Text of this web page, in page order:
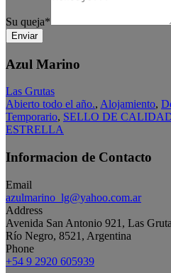
Su queja*
Enviar
Azul Marino
Las Grutas
Abierto todo el año., Alojamiento,
Temporario, SELLO DE
ESTRELLA
Informacion de Contacto
Email
azulmarino_lg@yahoo.com.ar
Address
Avenida San Antonio 921, Las
Río Negro, 8521, Argentina
Phone
+54 9 2920 605939